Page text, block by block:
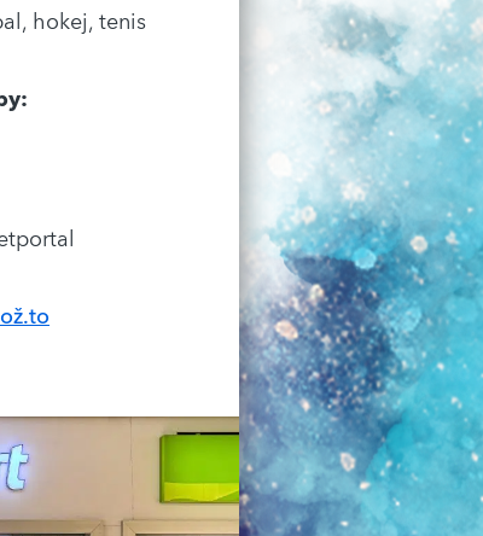
hokej, tenis